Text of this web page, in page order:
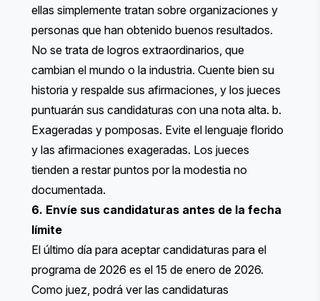
ellas simplemente tratan sobre organizaciones y
personas que han obtenido buenos resultados.
No se trata de logros extraordinarios, que
cambian el mundo o la industria. Cuente bien su
historia y respalde sus afirmaciones, y los jueces
puntuarán sus candidaturas con una nota alta. b.
Exageradas y pomposas. Evite el lenguaje florido
y las afirmaciones exageradas. Los jueces
tienden a restar puntos por la modestia no
documentada.
6. Envíe sus candidaturas antes de la fecha
límite
El último día para aceptar candidaturas para el
programa de 2026 es el 15 de enero de 2026.
Como juez, podrá ver las candidaturas